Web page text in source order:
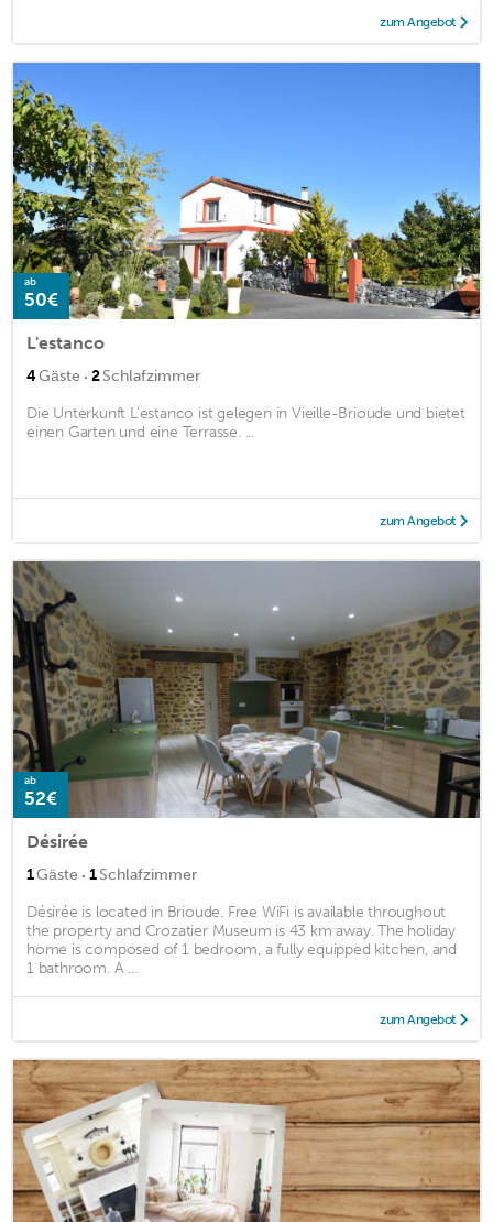
zum Angebot
ab
50€
L'estanco
4Gäste · 2Schlafzimmer
Die Unterkunft L'estanco ist gelegen in Vieille-Brioude und bietet
einen Garten und eine Terrasse. ...
zum Angebot
ab
52€
Désirée
1Gäste · 1Schlafzimmer
Désirée is located in Brioude. Free WiFi is available throughout
the property and Crozatier Museum is 43 km away. The holiday
home is composed of 1 bedroom, a fully equipped kitchen, and
1 bathroom. A ...
zum Angebot